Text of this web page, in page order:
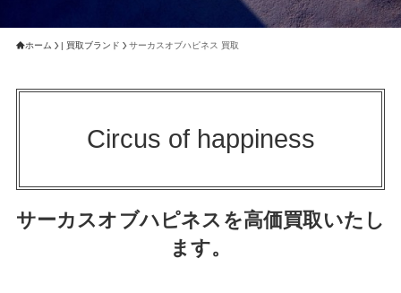
ホーム | 買取ブランド サーカスオブハピネス 買取
Circus of happiness
サーカスオブハピネスを高価買取いたし
ます。